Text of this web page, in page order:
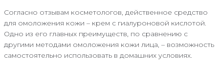
Согласно отзывам косметологов, действенное средство
для омоложения кожи – крем с гиалуроновой кислотой.
Одно из его главных преимуществ, по сравнению с
другими методами омоложения кожи лица, – возможность
самостоятельно использовать в домашних условиях.